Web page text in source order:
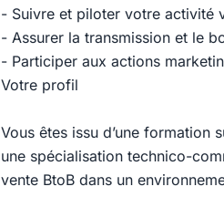
- Suivre et piloter votre activité
- Assurer la transmission et le
- Participer aux actions
Votre profil
Vous êtes issu d’une formation
une spécialisation technico-
vente BtoB dans un